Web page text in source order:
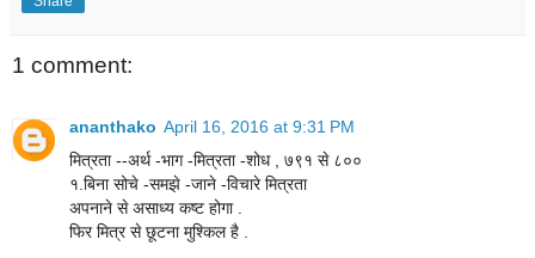
1 comment:
ananthako April 16, 2016 at 9:31 PM
मित्रता --अर्थ -भाग -मित्रता -शोध , ७९१ से ८००
१.बिना सोचे -समझे -जाने -विचारे मित्रता
अपनाने से असाध्य कष्ट होगा .
फिर मित्र से छूटना मुश्किल है .